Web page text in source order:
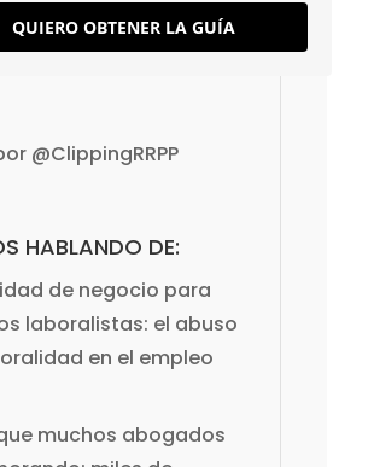
QUIERO OBTENER LA GUÍA
@ClippingRRPP
HABLANDO DE:
de negocio para
laboralistas: el abuso
en el empleo
muchos abogados